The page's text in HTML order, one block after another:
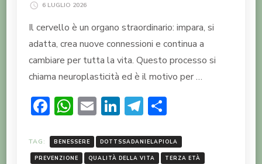
6 LUGLIO 2026
Il cervello è un organo straordinario: impara, si
adatta, crea nuove connessioni e continua a
cambiare per tutta la vita. Questo processo si
chiama neuroplasticità ed è il motivo per …
Facebook
WhatsApp
EmailLinkedIn
Telegram
TAG: BENESSERE DOTTSSADANIELAPIOLA
PREVENZIONE QUALITÀ DELLA VITA TERZA ETÀ